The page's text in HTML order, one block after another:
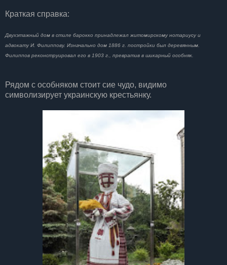
Краткая справка:
Двухэтажный дом в стиле барокко принадлежал житомирскому нотариусу и
адвокату И. Филиппову. Изначально дом 1886 г. постройки был деревянным.
Филиппов реконструировал его в 1903 г., превратив в шикарный особняк.
Рядом с особняком стоит сие чудо, видимо
символизирует украинскую крестьянку.